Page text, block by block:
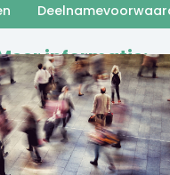
informatie: